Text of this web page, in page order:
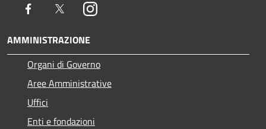
Facebook TwitterInstagram
AMMINISTRAZIONE
Organi di Governo
Aree Amministrative
Uffici
Enti e fondazioni